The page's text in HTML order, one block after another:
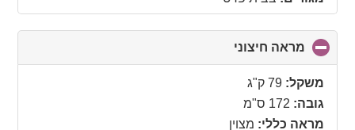
מראה חיצוני
to
משקל: 79 ק"ג
גובה: 172 ס"מ
מראה כללי: מצוין